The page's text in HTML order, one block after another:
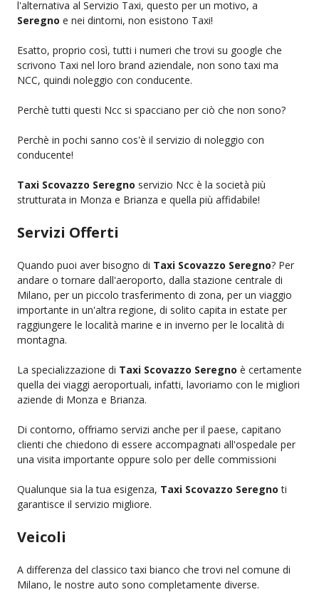
l'alternativa al Servizio Taxi, questo per un motivo, a
Seregno e nei dintorni, non esistono Taxi!
Esatto, proprio così, tutti i numeri che trovi su google che
scrivono Taxi nel loro brand aziendale, non sono taxi ma
NCC, quindi noleggio con conducente.
Perchè tutti questi Ncc si spacciano per ciò che non sono?
Perchè in pochi sanno cos'è il servizio di noleggio con
conducente!
Taxi Scovazzo Seregno servizio Ncc è la società più
strutturata in Monza e Brianza e quella più affidabile!
Servizi Offerti
Quando puoi aver bisogno di Taxi Scovazzo Seregno? Per
andare o tornare dall'aeroporto, dalla stazione centrale di
Milano, per un piccolo trasferimento di zona, per un viaggio
importante in un'altra regione, di solito capita in estate per
raggiungere le località marine e in inverno per le località di
montagna.
La specializzazione di Taxi Scovazzo Seregno è certamente
quella dei viaggi aeroportuali, infatti, lavoriamo con le migliori
aziende di Monza e Brianza.
Di contorno, offriamo servizi anche per il paese, capitano
clienti che chiedono di essere accompagnati all'ospedale per
una visita importante oppure solo per delle commissioni
Qualunque sia la tua esigenza, Taxi Scovazzo Seregno ti
garantisce il servizio migliore.
Veicoli
A differenza del classico taxi bianco che trovi nel comune di
Milano, le nostre auto sono completamente diverse.